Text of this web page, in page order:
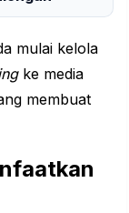
mulai kelola
ke media
membuat